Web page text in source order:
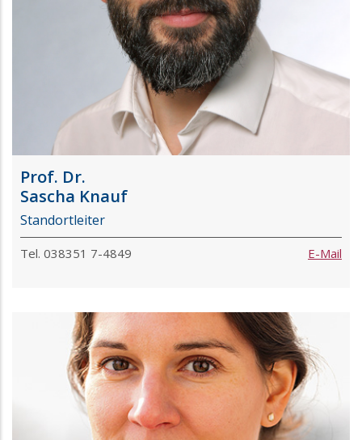
Prof. Dr.
Sascha Knauf
Standortleiter
Tel. 038351 7-4849 E-Mail